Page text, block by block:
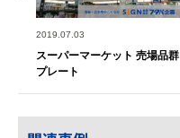
2019.07.03
スーパーマーケット 売場品群
プレート